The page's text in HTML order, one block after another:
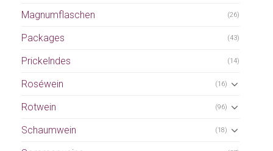
Magnumflaschen (26)
Packages (43)
Prickelndes (14)
Roséwein (16)
Rotwein (96)
Schaumwein (18)